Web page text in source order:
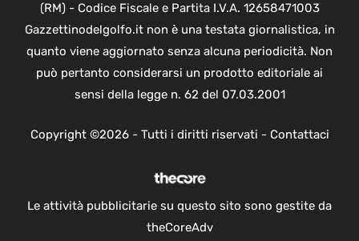
(RM) - Codice Fiscale e Partita I.V.A. 12658471003
Gazzettinodelgolfo.it non è una testata giornalistica, in
quanto viene aggiornato senza alcuna periodicità. Non
può pertanto considerarsi un prodotto editoriale ai
sensi della legge n. 62 del 07.03.2001
Copyright ©2026 - Tutti i diritti riservati - Contattaci
Le attività pubblicitarie su questo sito sono gestite da
theCoreAdv